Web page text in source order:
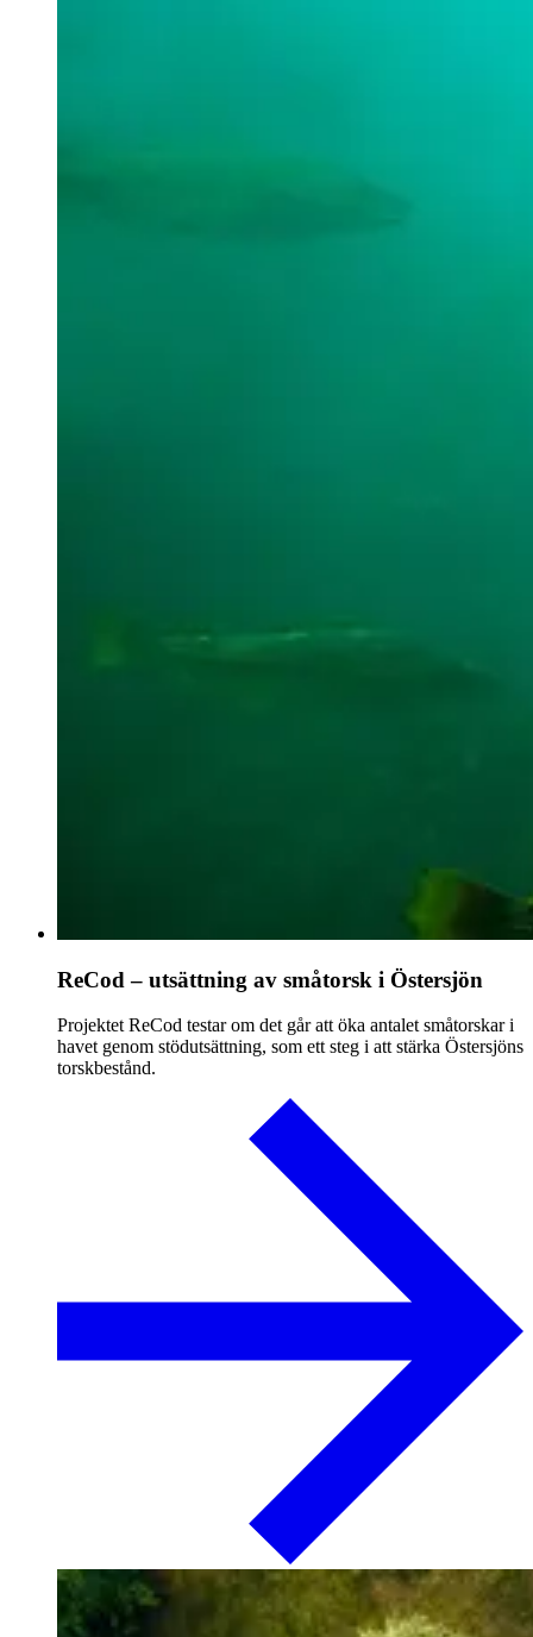
ReCod – utsättning av småtorsk i Östersjön
Projektet ReCod testar om det går att öka antalet småtorskar i
havet genom stödutsättning, som ett steg i att stärka Östersjöns
torskbestånd.